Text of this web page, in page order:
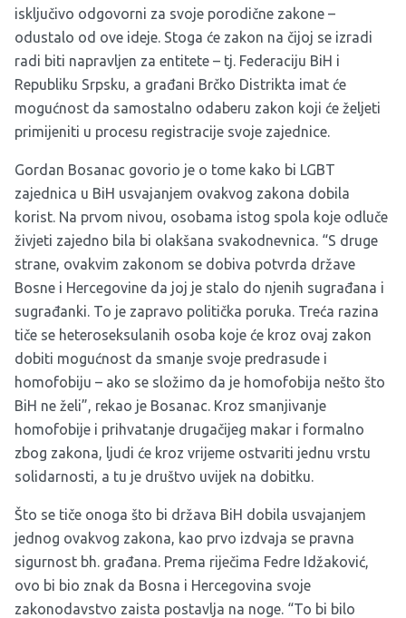
isključivo odgovorni za svoje porodične zakone –
odustalo od ove ideje. Stoga će zakon na čijoj se izradi
radi biti napravljen za entitete – tj. Federaciju BiH i
Republiku Srpsku, a građani Brčko Distrikta imat će
mogućnost da samostalno odaberu zakon koji će željeti
primijeniti u procesu registracije svoje zajednice.
Gordan Bosanac govorio je o tome kako bi LGBT
zajednica u BiH usvajanjem ovakvog zakona dobila
korist. Na prvom nivou, osobama istog spola koje odluče
živjeti zajedno bila bi olakšana svakodnevnica. “S druge
strane, ovakvim zakonom se dobiva potvrda države
Bosne i Hercegovine da joj je stalo do njenih sugrađana i
sugrađanki. To je zapravo politička poruka. Treća razina
tiče se heteroseksulanih osoba koje će kroz ovaj zakon
dobiti mogućnost da smanje svoje predrasude i
homofobiju – ako se složimo da je homofobija nešto što
BiH ne želi”, rekao je Bosanac. Kroz smanjivanje
homofobije i prihvatanje drugačijeg makar i formalno
zbog zakona, ljudi će kroz vrijeme ostvariti jednu vrstu
solidarnosti, a tu je društvo uvijek na dobitku.
Što se tiče onoga što bi država BiH dobila usvajanjem
jednog ovakvog zakona, kao prvo izdvaja se pravna
sigurnost bh. građana. Prema riječima Fedre Idžaković,
ovo bi bio znak da Bosna i Hercegovina svoje
zakonodavstvo zaista postavlja na noge. “To bi bilo